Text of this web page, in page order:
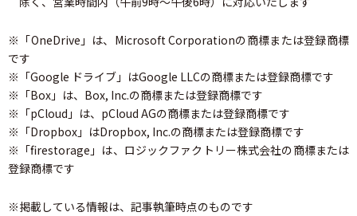
※「OneDrive」は、Microsoft Corporationの商標または登録商標
です
※「Google ドライブ」はGoogle LLCの商標または登録商標です
※「Box」は、Box, Inc.の商標または登録商標です
※「pCloud」は、pCloud AGの商標または登録商標です
※「Dropbox」はDropbox, Inc.の商標または登録商標です
※「firestorage」は、ロジックファクトリー株式会社の商標または
登録商標です
※掲載している情報は、記事執筆時点のものです